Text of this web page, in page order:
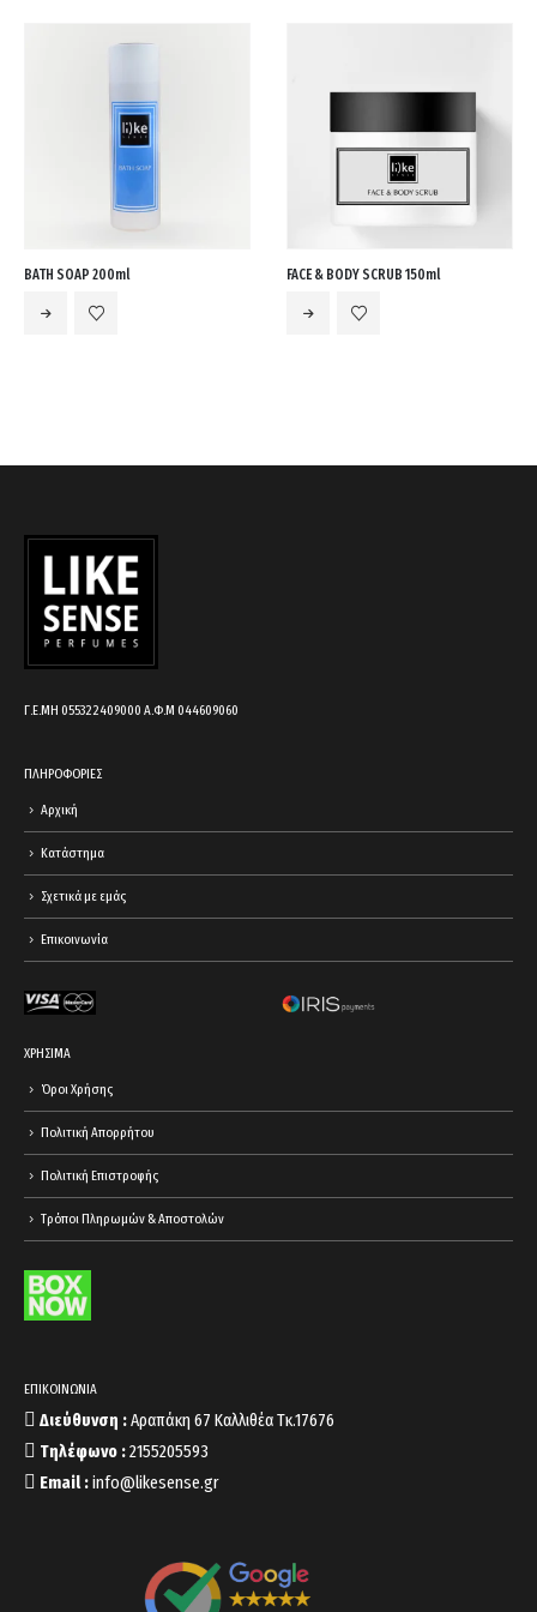
BATH SOAP 200ml FACE & BODY SCRUB 150ml
Γ.Ε.ΜΗ 055322409000 Α.Φ.Μ 044609060
ΠΛΗΡΟΦΟΡΙΕΣ
Αρχική
Κατάστημα
Σχετικά με εμάς
Επικοινωνία
ΧΡΗΣΙΜΑ
Όροι Χρήσης
Πολιτική Απορρήτου
Πολιτική Επιστροφής
Τρόποι Πληρωμών & Αποστολών
ΕΠΙΚΟΙΝΩΝΙΑ
Διεύθυνση :Αραπάκη 67 Καλλιθέα Τκ.17676
Τηλέφωνο :2155205593
Email :info@likesense.gr